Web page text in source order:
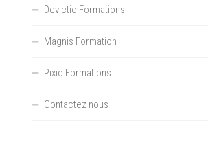
Devictio Formations
Magnis Formation
Pixio Formations
Contactez nous